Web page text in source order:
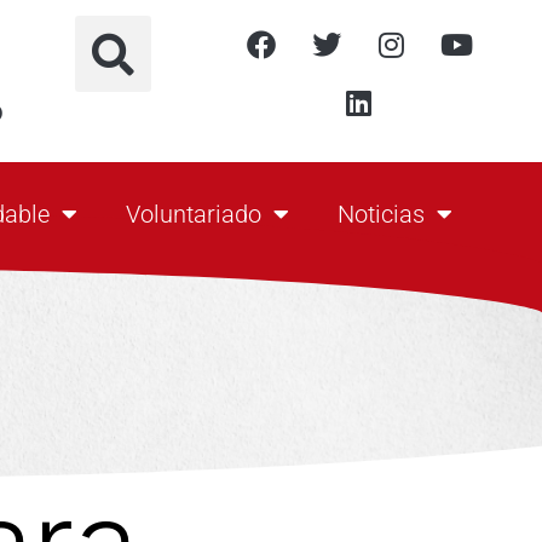
Voluntariado Noticias